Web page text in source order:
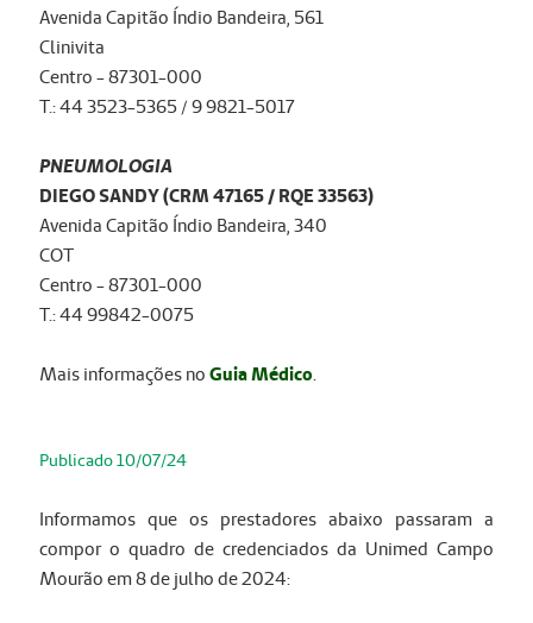
Avenida Capitão Índio Bandeira, 561
Clinivita
Centro - 87301-000
T.: 44 3523-5365 / 9 9821-5017
PNEUMOLOGIA
DIEGO SANDY (CRM 47165 / RQE 33563)
Avenida Capitão Índio Bandeira, 340
COT
Centro - 87301-000
T.: 44 99842-0075
Mais informações no Guia Médico
Publicado 10/07/24
Informamos que os prestadores abaixo passaram a
compor o quadro de credenciados da Unimed Campo
Mourão em 8 de julho de 2024: